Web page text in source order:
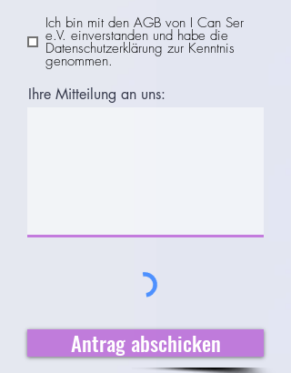
Ich bin mit den AGB von I Can Ser
e.V. einverstanden und habe die
Datenschutzerklärung zur Kenntnis
genommen.
Ihre Mitteilung an uns:
Antrag abschicken